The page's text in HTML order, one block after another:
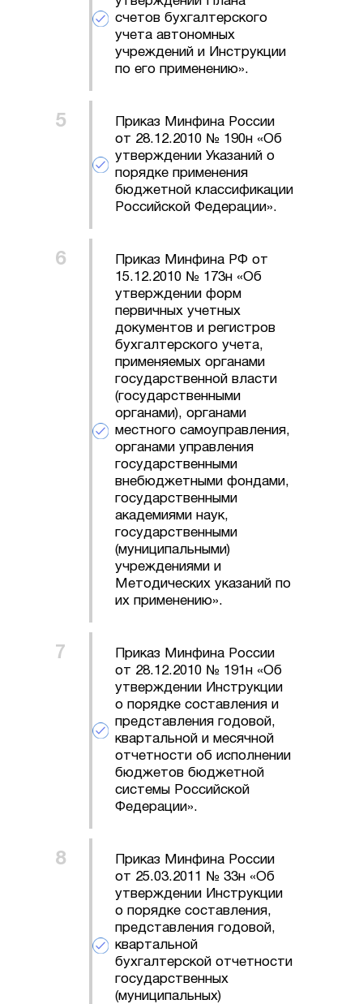
счетов бухгалтерского
учета автономных
учреждений и Инструкции
по его применению».
Приказ Минфина России
от 28.12.2010 № 190н «Об
утверждении Указаний о
порядке применения
бюджетной классификации
Российской Федерации».
Приказ Минфина РФ от
15.12.2010 № 173н «Об
утверждении форм
первичных учетных
документов и регистров
бухгалтерского учета,
применяемых органами
государственной власти
(государственными
органами), органами
местного самоуправления,
органами управления
государственными
внебюджетными фондами,
государственными
академиями наук,
государственными
(муниципальными)
учреждениями и
Методических указаний по
их применению».
Приказ Минфина России
от 28.12.2010 № 191н «Об
утверждении Инструкции
о порядке составления и
представления годовой,
квартальной и месячной
отчетности об исполнении
бюджетов бюджетной
системы Российской
Федерации».
Приказ Минфина России
от 25.03.2011 № 33н «Об
утверждении Инструкции
о порядке составления,
представления годовой,
квартальной
бухгалтерской отчетности
государственных
(муниципальных)